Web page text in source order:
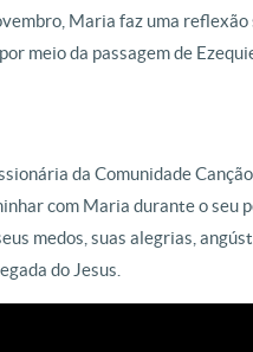
Maria faz uma reflexão
meio da passagem de
da Comunidade Canção
com Maria durante o seu
medos, suas alegrias,
do Jesus.